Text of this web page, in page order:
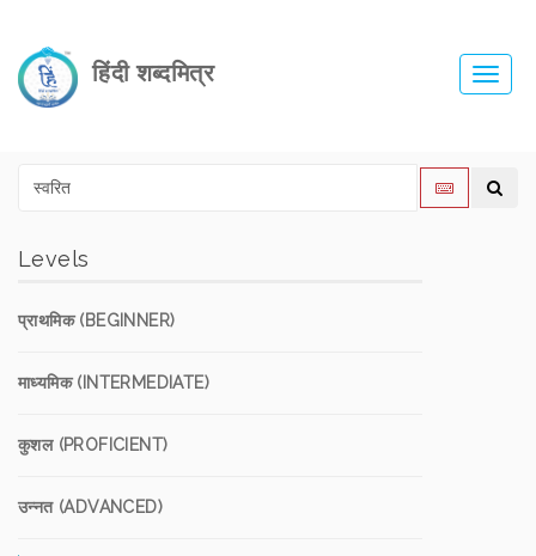
हिंदी शब्दमित्र
Levels
प्राथमिक (BEGINNER)
माध्यमिक (INTERMEDIATE)
कुशल (PROFICIENT)
उन्नत (ADVANCED)